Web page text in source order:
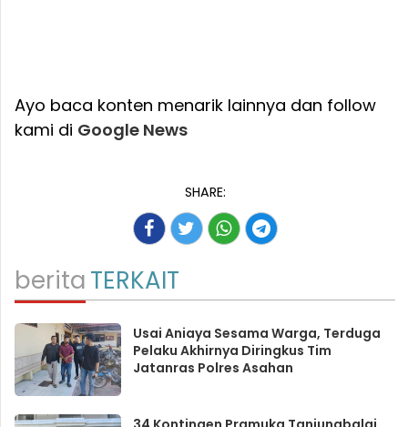
Ayo baca konten menarik lainnya dan follow
kami di Google News
SHARE:
beritaTERKAIT
Usai Aniaya Sesama Warga, Terduga
Pelaku Akhirnya Diringkus Tim
Jatanras Polres Asahan